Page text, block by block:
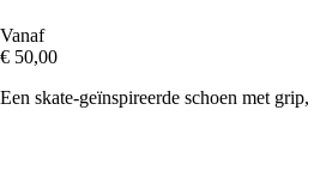
Vanaf
€ 50,00
Een skate-geïnspireerde schoen met